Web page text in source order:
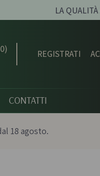
LA
REGISTRATI
CONTATTI
18 agosto.